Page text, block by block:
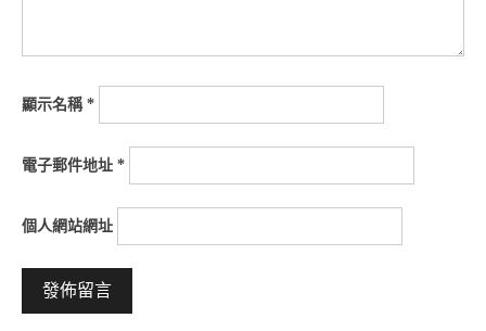
顯示名稱*
電子郵件地址 *
個人網站網址